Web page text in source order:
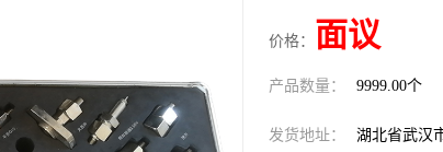
价格： 面议
产品数量： 9999.00个
发货地址： 湖北省武汉